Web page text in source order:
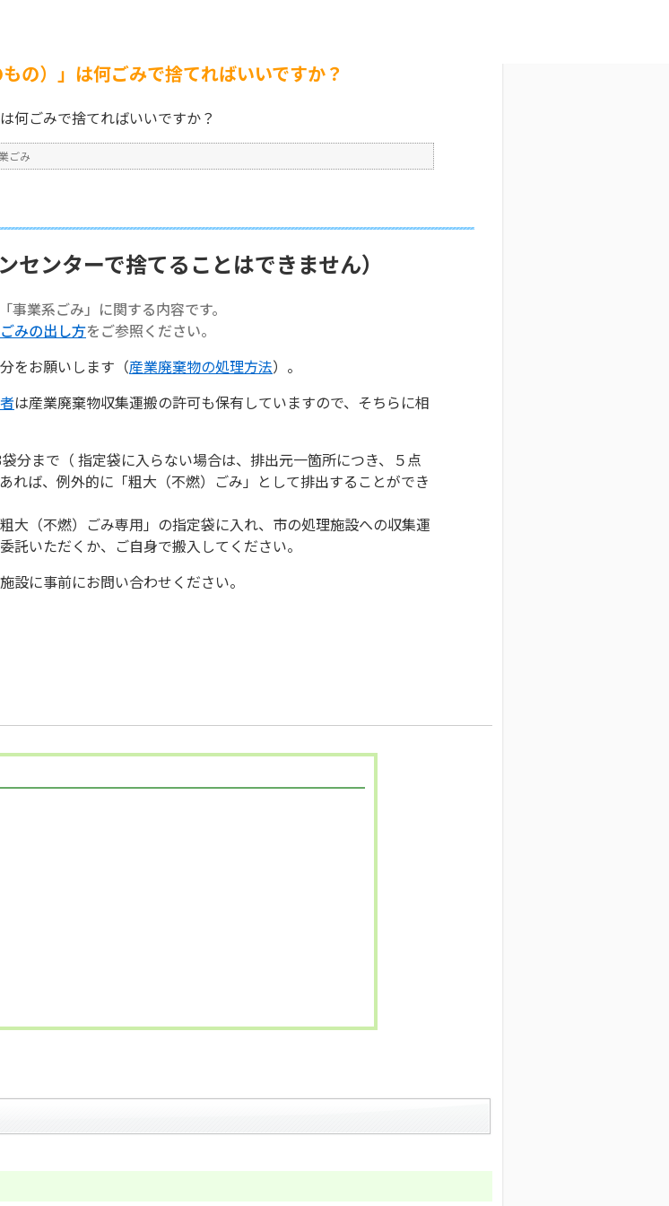
の）」は何ごみで捨てればいいですか？
何ごみで捨てればいいですか？
ごみ
センターで捨てることはできません）
業系ごみ」に関する内容です。
みの出し方をご参照ください。
をお願いします（産業廃棄物の処理方法）。
は産業廃棄物収集運搬の許可も保有していますので、そちらに相
分まで（ 指定袋に入らない場合は、排出元一箇所につき、５点
れば、例外的に「粗大（不燃）ごみ」として排出することができ
大（不燃）ごみ専用」の指定袋に入れ、市の処理施設への収集運
いただくか、ご自身で搬入してください。
設に事前にお問い合わせください。